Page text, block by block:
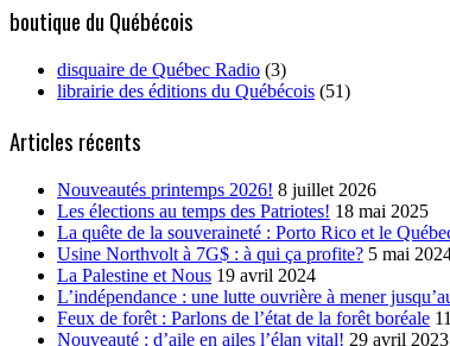
boutique du Québécois
disquaire de Québec Radio (3)
librairie des éditions du Québécois (51)
Articles récents
Nouveautés printemps 2026! 8 juillet 2026
Les élections au temps des Patriotes! 18 mai 2025
La quête de la souveraineté : Porto Rico et le
Usine Northvolt à 7G$ : à qui ça profite? 5 mai
La Palestine et Nous 19 avril 2024
L’indépendance : une lutte ouvrière à mener
Feux de forêt : Parlons de l’état de la forêt boréale
Nouveauté : d’aile en ailes l’élan vital! 29 avril 2023